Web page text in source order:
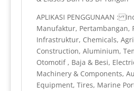
APLIKASI PENGGUNAAN :
Manufaktur, Pertambangan,
Infrastruktur, Chemicals,
Construction, Aluminium,
Otomotif , Baja & Besi,
Machinery & Components,
Equipment, Tires, Marine